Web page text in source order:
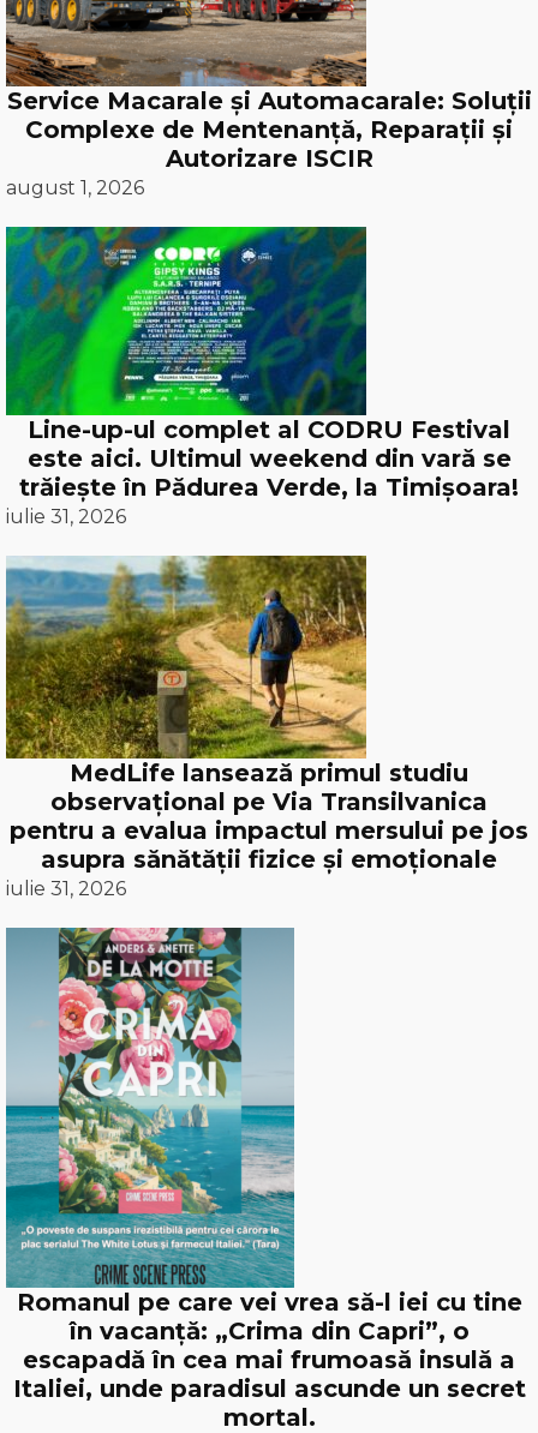
Service Macarale și Automacarale: Soluții
Complexe de Mentenanță, Reparații și
Autorizare ISCIR
august 1, 2026
Line-up-ul complet al CODRU Festival
este aici. Ultimul weekend din vară se
trăiește în Pădurea Verde, la Timișoara!
iulie 31, 2026
MedLife lansează primul studiu
observațional pe Via Transilvanica
pentru a evalua impactul mersului pe jos
asupra sănătății fizice și emoționale
iulie 31, 2026
Romanul pe care vei vrea să-l iei cu tine
în vacanță: „Crima din Capri”, o
escapadă în cea mai frumoasă insulă a
Italiei, unde paradisul ascunde un secret
mortal.